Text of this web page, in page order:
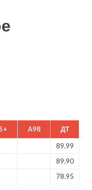
A98 ДТ
89.99
89.90
78.95